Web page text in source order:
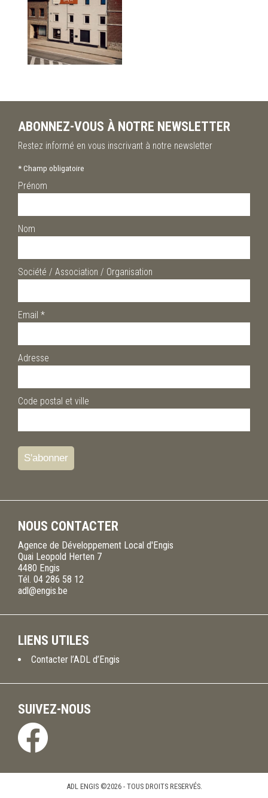
ABONNEZ-VOUS À NOTRE NEWSLETTER
Restez informé en vous inscrivant à notre newsletter
*Champ obligatoire
Prénom
Nom
Société / Association / Organisation
Email *
Adresse
Code postal et ville
NOUS CONTACTER
Agence de Développement Local d'Engis
Quai Leopold Herten 7
4480 Engis
Tél. 04 286 58 12
adl@engis.be
LIENS UTILES
Contacter l’ADL d’Engis
SUIVEZ-NOUS
ADL ENGIS ©2026 - TOUS DROITS RESERVÉS.